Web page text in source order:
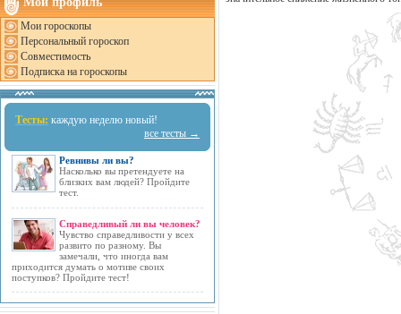
Мои гороскопы
Персональный гороскоп
Совместимость
Подписка на гороскопы
Тесты: каждую неделю новый!
все тесты →
Ревнивы ли вы?
Насколько вы претендуете на
близких вам людей? Пройдите
тест.
Справедливый ли вы человек?
Чувство справедливости у всех
развито по разному. Вы
замечали, что иногда вам
приходится думать о мотиве своих
поступков? Пройдите тест!